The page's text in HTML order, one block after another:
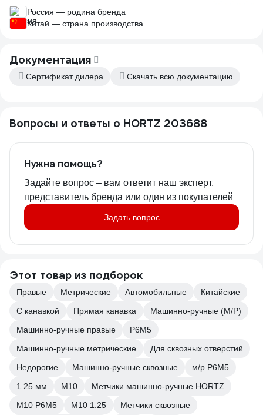
Россия — родина бренда
Китай — страна производства
Документация
Сертификат дилера Скачать всю документацию
Вопросы и ответы о HORTZ 203688
Нужна помощь?
Задайте вопрос – вам ответит наш эксперт,
представитель бренда или один из покупателей
Задать вопрос
Этот товар из подборок
Правые Метрические Автомобильные
Китайские
С канавкой
Прямая канавка
Машинно-ручные (М/Р)
Машинно-ручные правые
Р6М5
Машинно-ручные метрические
Для сквозных отверстий
Недорогие
Машинно-ручные сквозные
м/р Р6М5
1.25 мм
М10
Метчики машинно-ручные HORTZ
М10 Р6М5
М10 1.25
Метчики сквозные